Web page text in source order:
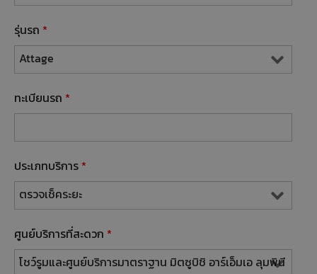
รุ่นรถ *
ทะเบียนรถ *
ประเภทบริการ *
ศูนย์บริการที่สะดวก *